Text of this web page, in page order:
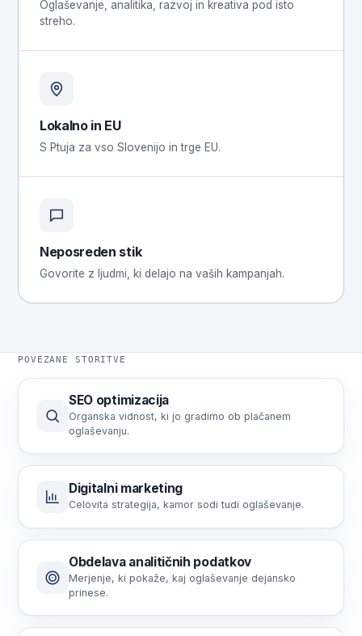
Oglaševanje, analitika, razvoj in kreativa pod isto
streho.
Lokalno in EU
S Ptuja za vso Slovenijo in trge EU.
Neposreden stik
Govorite z ljudmi, ki delajo na vaših kampanjah.
POVEZANE STORITVE
SEO optimizacija
Organska vidnost, ki jo gradimo ob plačanem
oglaševanju.
Digitalni marketing
Celovita strategija, kamor sodi tudi oglaševanje.
Obdelava analitičnih podatkov
Merjenje, ki pokaže, kaj oglaševanje dejansko
prinese.